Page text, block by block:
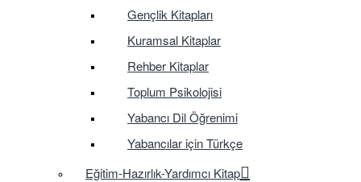
Gençlik Kitapları
Kuramsal Kitaplar
Rehber Kitaplar
Toplum Psikolojisi
Yabancı Dil Öğrenimi
Yabancılar için Türkçe
Eğitim-Hazırlık-Yardımcı Kitap